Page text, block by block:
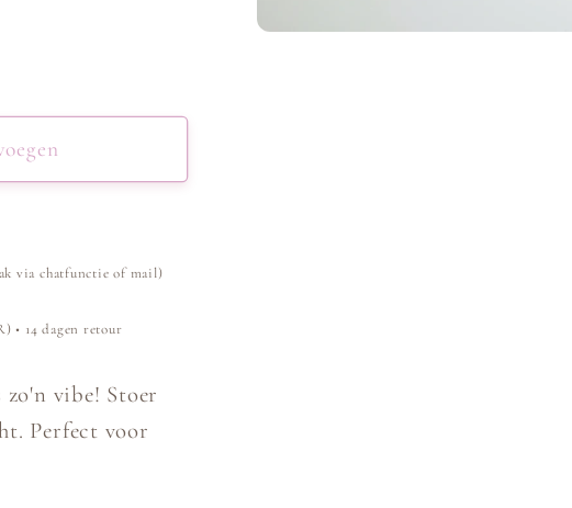
via chatfunctie of mail)
• 14 dagen retour
vibe! Stoer
Perfect voor